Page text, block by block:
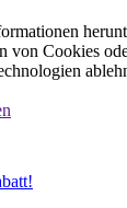
Cookies